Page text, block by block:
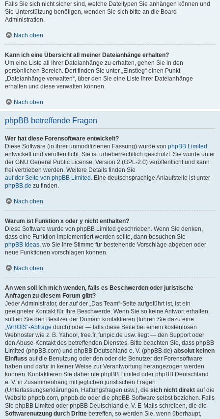
Falls Sie sich nicht sicher sind, welche Dateitypen Sie anhängen können und
Sie Unterstützung benötigen, wenden Sie sich bitte an die Board-
Administration.
Nach oben
Kann ich eine Übersicht all meiner Dateianhänge erhalten?
Um eine Liste all Ihrer Dateianhänge zu erhalten, gehen Sie in den
persönlichen Bereich. Dort finden Sie unter „Einstieg“ einen Punkt
„Dateianhänge verwalten“, über den Sie eine Liste Ihrer Dateianhänge
erhalten und diese verwalten können.
Nach oben
phpBB betreffende Fragen
Wer hat diese Forensoftware entwickelt?
Diese Software (in ihrer unmodifizierten Fassung) wurde von phpBB Limited
entwickelt und veröffentlicht. Sie ist urheberrechtlich geschützt. Sie wurde unter
der GNU General Public License, Version 2 (GPL-2.0) veröffentlicht und kann
frei vertrieben werden. Weitere Details finden Sie
auf der Seite von phpBB Limited . Eine deutschsprachige Anlaufstelle ist unter
phpBB.de zu finden.
Nach oben
Warum ist Funktion x oder y nicht enthalten?
Diese Software wurde von phpBB Limited geschrieben. Wenn Sie denken,
dass eine Funktion implementiert werden sollte, dann besuchen Sie
phpBB Ideas, wo Sie Ihre Stimme für bestehende Vorschläge abgeben oder
neue Funktionen vorschlagen können.
Nach oben
An wen soll ich mich wenden, falls es Beschwerden oder juristische
Anfragen zu diesem Forum gibt?
Jeder Administrator, der auf der „Das Team“-Seite aufgeführt ist, ist ein
geeigneter Kontakt für Ihre Beschwerde. Wenn Sie so keine Antwort erhalten,
sollten Sie den Besitzer der Domain kontaktieren (führen Sie dazu eine
„WHOIS“-Abfrage durch) oder — falls diese Seite bei einem kostenlosen
Webhoster wie z. B. Yahoo!, free.fr, funpic.de usw. liegt — den Support oder
den Abuse-Kontakt des betreffenden Dienstes. Bitte beachten Sie, dass phpBB
Limited (phpBB.com) und phpBB Deutschland e. V. (phpBB.de) absolut keinen
Einfluss auf die Benutzung oder den oder die Benutzer der Forensoftware
haben und dafür in keiner Weise zur Verantwortung herangezogen werden
können. Kontaktieren Sie daher nie phpBB Limited oder phpBB Deutschland
e. V. in Zusammenhang mit jeglichen juristischen Fragen
(Unterlassungserklärungen, Haftungsfragen usw.), die sich nicht direkt auf die
Website phpbb.com, phpbb.de oder die phpBB-Software selbst beziehen. Falls
Sie phpBB Limited oder phpBB Deutschland e. V. E-Mails schreiben, die die
Softwarenutzung durch Dritte betreffen, so werden Sie, wenn überhaupt,